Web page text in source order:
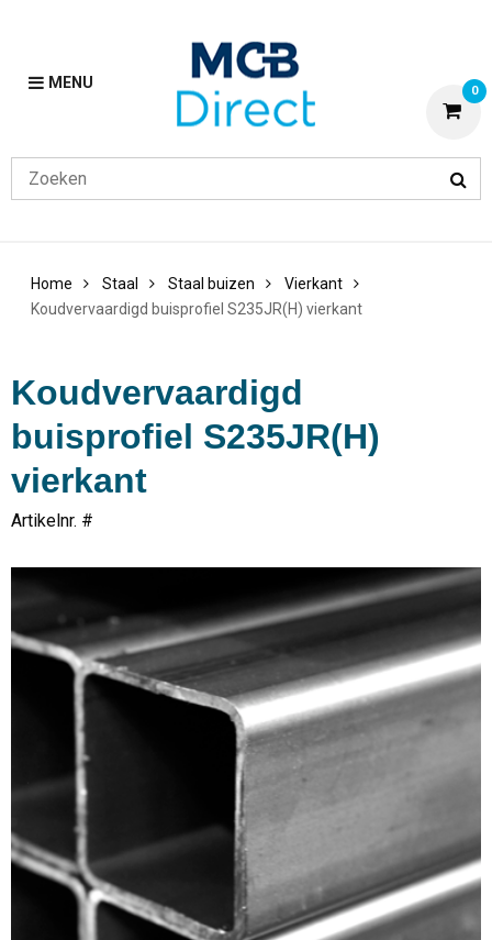
MENU 0
Home Staal Staal buizen
Vierkant
Koudvervaardigd buisprofiel S235JR(H) vierkant
Koudvervaardigd
buisprofiel S235JR(H)
vierkant
Artikelnr. #